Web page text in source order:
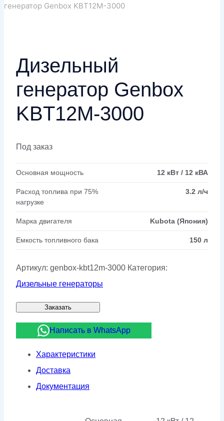
генератор Genbox KBT12M-3000
Дизельный
генератор Genbox
KBT12M-3000
Под заказ
Основная мощность 12 кВт / 12 кВА
Расход топлива при 75%
нагрузке
3.2 л/ч
Марка двигателя Kubota (Япония)
Емкость топливного бака 150 л
Артикул: genbox-kbt12m-3000 Категория:
Дизельные генераторы
Заказать
Написать в WhatsApp
Характеристики
Доставка
Документация